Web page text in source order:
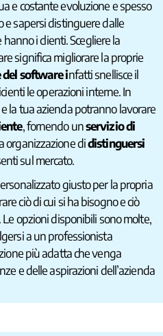
e costante evoluzione e spesso
e sapersi distinguere dalle
i clienti. Scegliere la
significa migliorare la proprie
software infatti snellisce il
le operazioni interne. In
la tua azienda potranno lavorare
, fornendo unservizio di
organizzazione didistinguersi
sul mercato.
giusto per la propria
ciò di cui si ha bisogno e ciò
opzioni disponibili sono molte,
a un professionista
più adatta che venga
e delle aspirazioni dell’azienda